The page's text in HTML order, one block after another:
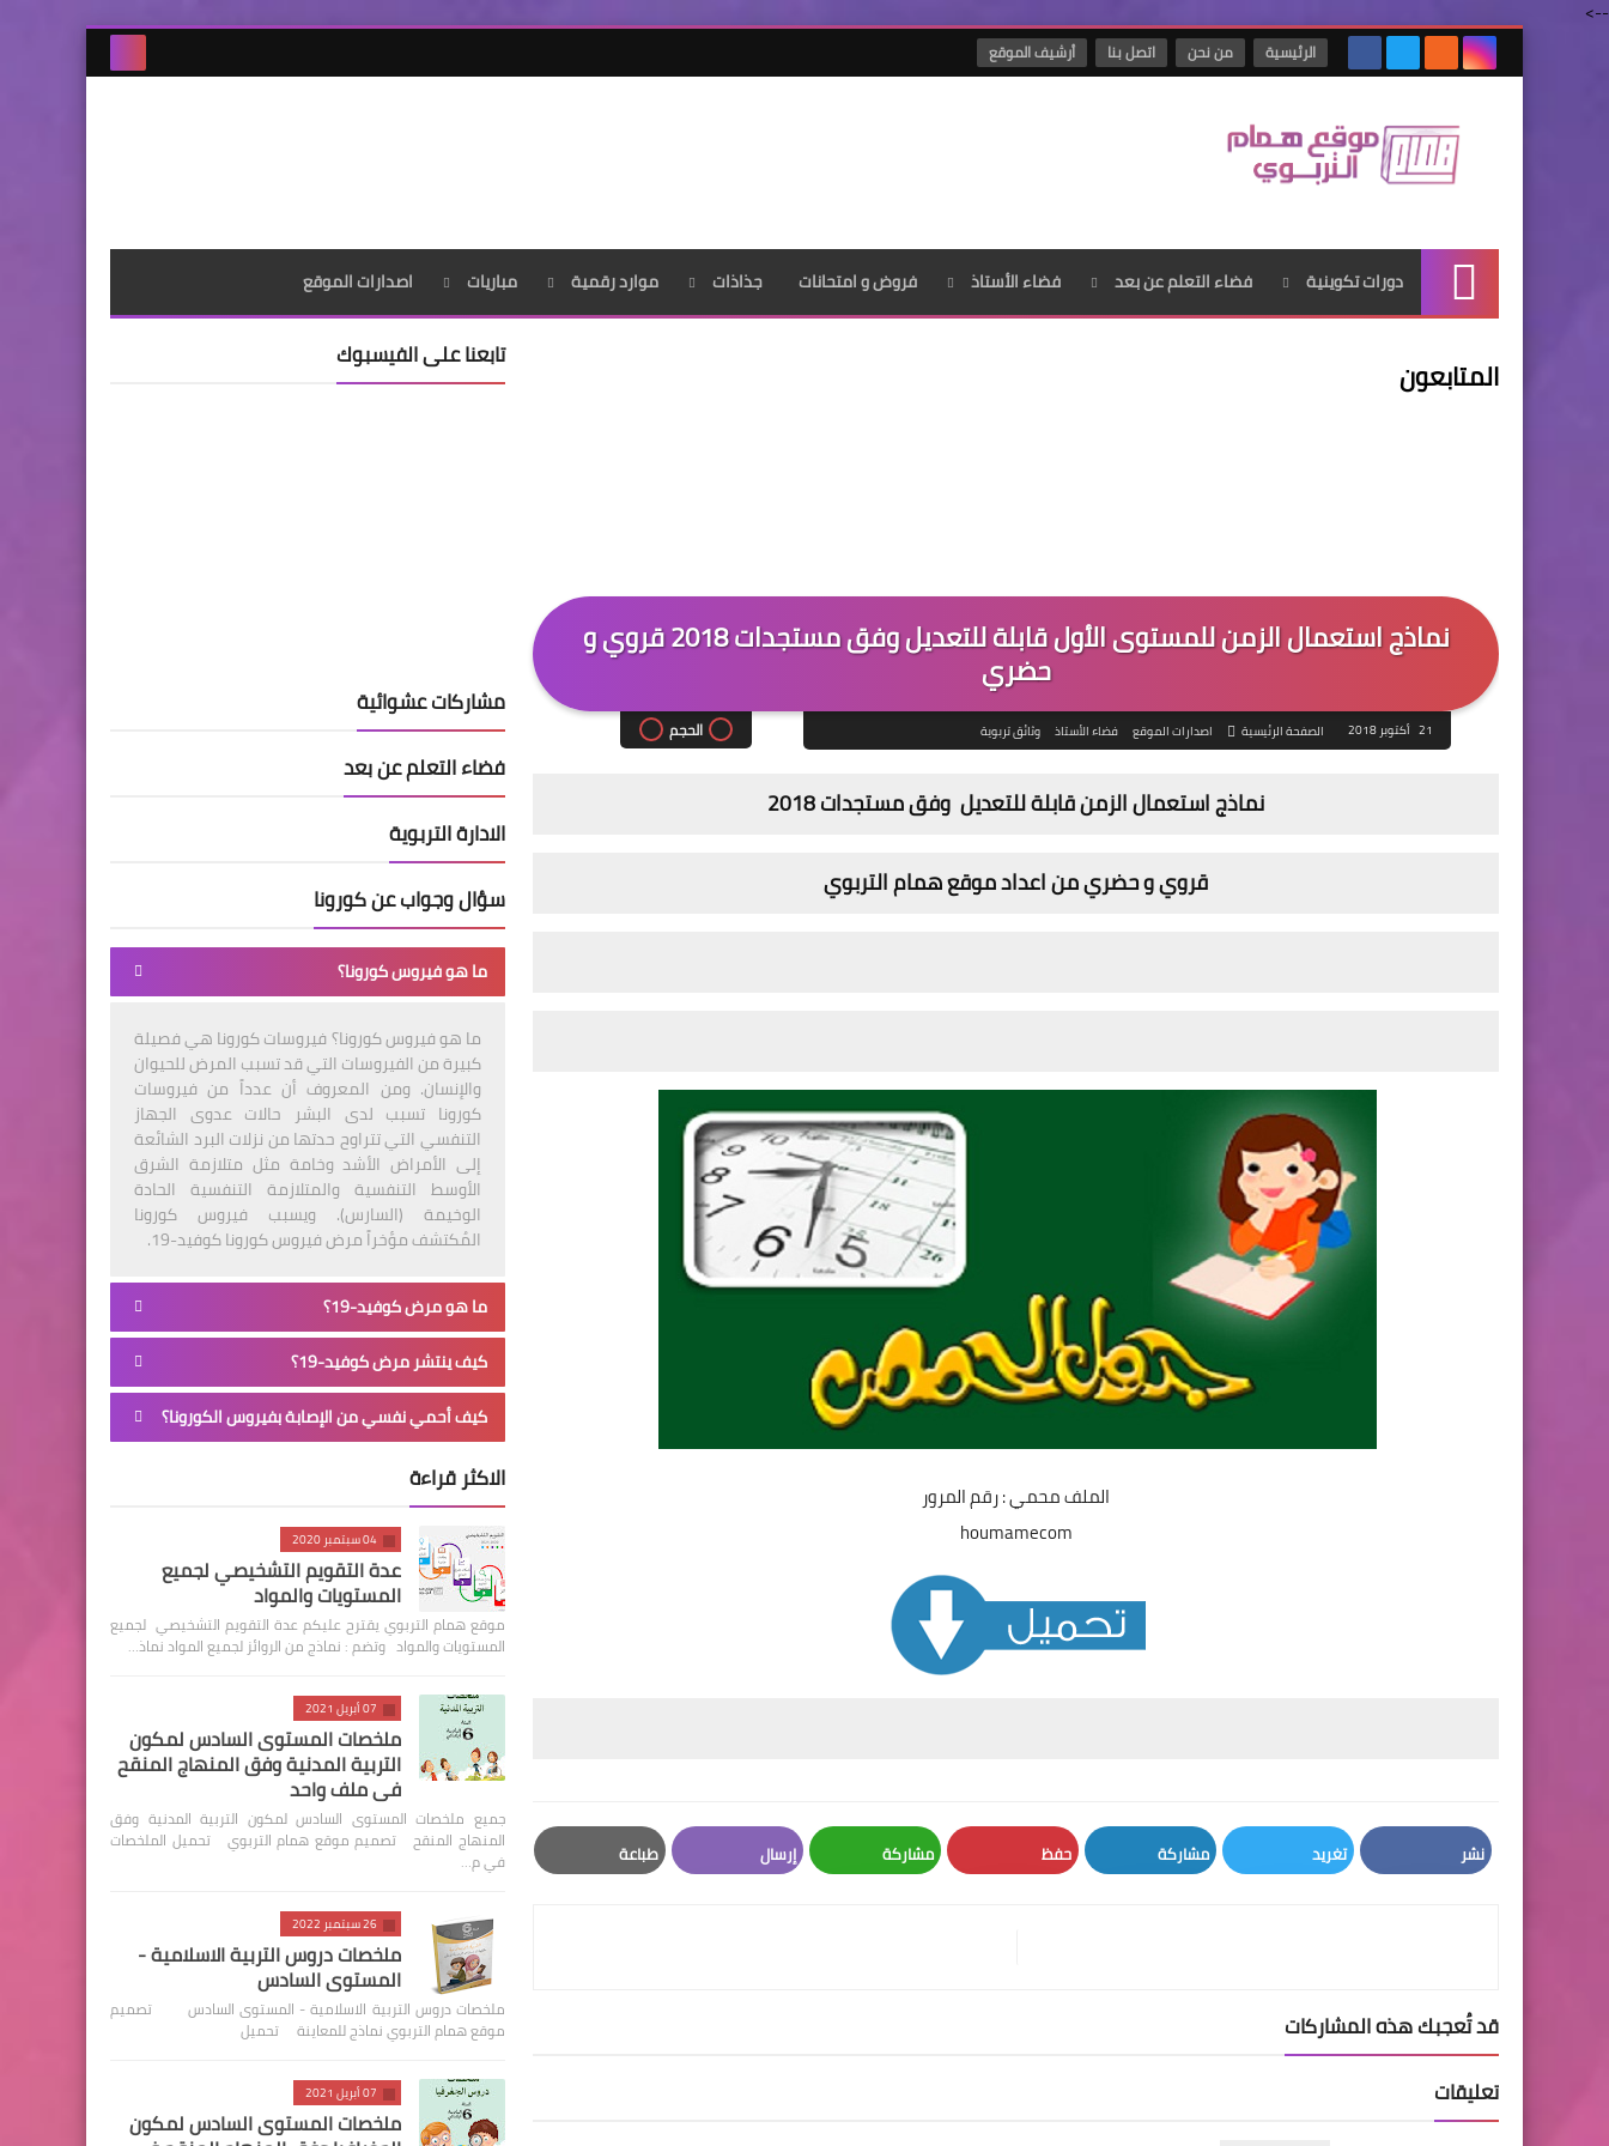
-->
الرئيسية من نحن اتصل بنا أرشيف الموقع
الرئيسية
دورات تكوينية فضاء التعلم عن بعد فضاء الأستاذ فروض و امتحانات جذاذات موارد رقمية مباريات اصدارات الموقع
المتابعون
نماذج استعمال الزمن للمستوى الأول قابلة للتعديل وفق مستجدات 2018 قروي و
حضري
21 أكتوبر 2018 الصفحة الرئيسية اصدارات الموقع فضاء الأستاذ وثائق تربوية الحجم
نماذج استعمال الزمن قابلة للتعديل وفق مستجدات 2018
قروي و حضري من اعداد موقع همام التربوي
الملف محمي : رقم المرور
houmamecom
نشر تغريد مشاركة حفظ مشاركة إرسال طباعة
قد تُعجبك هذه المشاركات
تعليقات
تابعنا على الفيسبوك
مشاركات عشوائية
فضاء التعلم عن بعد
الادارة التربوية
سؤال وجواب عن كورونا
ما هو فيروس كورونا؟
ما هو فيروس كورونا؟ فيروسات كورونا هي فصيلة
كبيرة من الفيروسات التي قد تسبب المرض للحيوان
والإنسان. ومن المعروف أن عدداً من فيروسات
كورونا تسبب لدى البشر حالات عدوى الجهاز
التنفسي التي تتراوح حدتها من نزلات البرد الشائعة
إلى الأمراض الأشد وخامة مثل متلازمة الشرق
الأوسط التنفسية والمتلازمة التنفسية الحادة
الوخيمة (السارس). ويسبب فيروس كورونا
المُكتشف مؤخراً مرض فيروس كورونا كوفيد-19.
ما هو مرض كوفيد-19؟
كيف ينتشر مرض كوفيد-19؟
كيف أحمي نفسي من الإصابة بفيروس الكورونا؟
الاكثر قراءة
04 سبتمبر 2020
عدة التقويم التشخيصي لجميع
المستويات والمواد
موقع همام التربوي يقترح عليكم عدة التقويم التشخيصي لجميع
المستويات والمواد وتضم : نماذج من الروائز لجميع المواد نماذ…
07 أبريل 2021
ملخصات المستوى السادس لمكون
التربية المدنية وفق المنهاج المنقح
في ملف واحد
جميع ملخصات المستوى السادس لمكون التربية المدنية وفق
المنهاج المنقح تصميم موقع همام التربوي تحميل الملخصات
في م…
26 سبتمبر 2022
ملخصات دروس التربية الاسلامية -
المستوى السادس
ملخصات دروس التربية الاسلامية - المستوى السادس تصميم
موقع همام التربوي نماذج للمعاينة تحميل
07 أبريل 2021
ملخصات المستوى السادس لمكون